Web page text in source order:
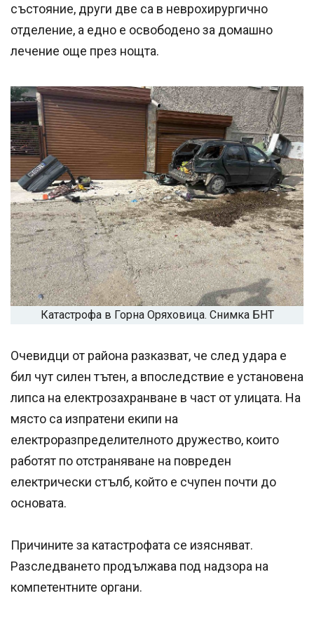
състояние, други две са в неврохирургично
отделение, а едно е освободено за домашно
лечение още през нощта.
Катастрофа в Горна Оряховица. Снимка БНТ
Очевидци от района разказват, че след удара е
бил чут силен тътен, а впоследствие е установена
липса на електрозахранване в част от улицата. На
място са изпратени екипи на
електроразпределителното дружество, които
работят по отстраняване на повреден
електрически стълб, който е счупен почти до
основата.
Причините за катастрофата се изясняват.
Разследването продължава под надзора на
компетентните органи.